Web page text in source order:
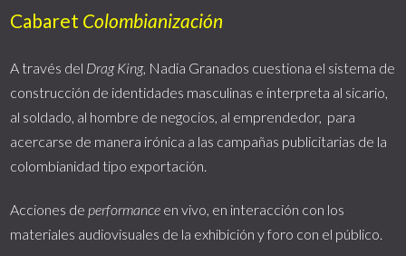
Cabaret Colombianización
A través del Drag King, Nadia Granados cuestiona el sistema de
construcción de identidades masculinas e interpreta al sicario,
al soldado, al hombre de negocios, al emprendedor, para
acercarse de manera irónica a las campañas publicitarias de la
colombianidad tipo exportación.
Acciones de performance en vivo, en interacción con los
materiales audiovisuales de la exhibición y foro con el público.